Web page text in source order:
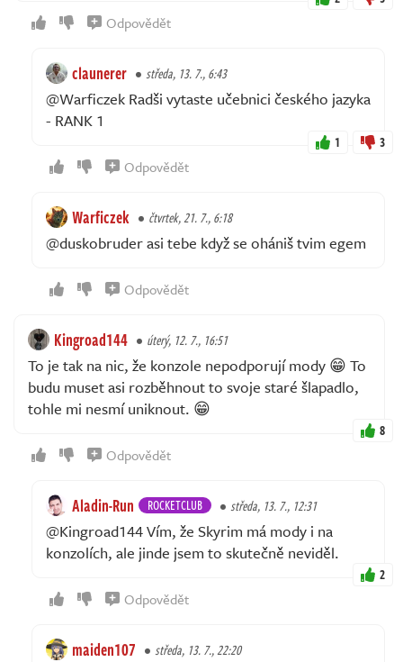
Odpovědět
claunerer středa, 13. 7., 6:43
@Warficzek Radši vytaste učebnici českého jazyka
- RANK 1
1 3
Odpovědět
Warficzek čtvrtek, 21. 7., 6:18
@duskobruder asi tebe když se ohániš tvim egem
Odpovědět
Kingroad144 úterý, 12. 7., 16:51
To je tak na nic, že konzole nepodporují mody 😁 To
budu muset asi rozběhnout to svoje staré šlapadlo,
tohle mi nesmí uniknout. 😁
8
Odpovědět
Aladin-Run ROCKETCLUB středa, 13. 7., 12:31
@Kingroad144 Vím, že Skyrim má mody i na
konzolích, ale jinde jsem to skutečně neviděl.
2
Odpovědět
maiden107 středa, 13. 7., 22:20